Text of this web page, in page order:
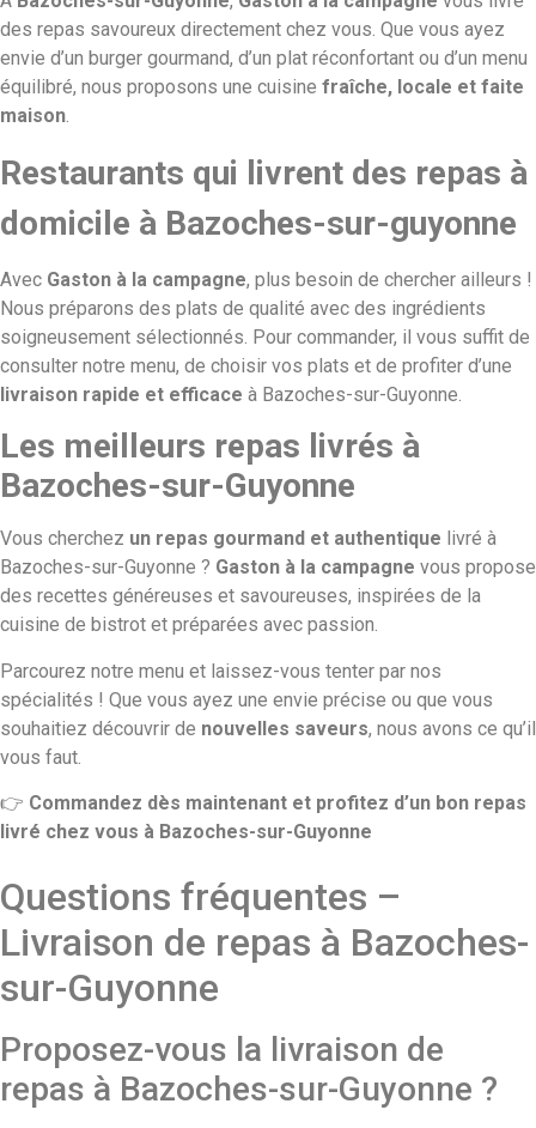
des repas savoureux directement chez vous. Que vous ayez
envie d’un burger gourmand, d’un plat réconfortant ou d’un menu
équilibré, nous proposons une cuisine fraîche, locale et faite
maison.
Restaurants qui livrent des repas à
domicile à Bazoches-sur-guyonne
Avec Gaston à la campagne, plus besoin de chercher ailleurs !
Nous préparons des plats de qualité avec des ingrédients
soigneusement sélectionnés. Pour commander, il vous suffit de
consulter notre menu, de choisir vos plats et de profiter d’une
livraison rapide et efficace à Bazoches-sur-Guyonne.
Les meilleurs repas livrés à
Bazoches-sur-Guyonne
Vous cherchez un repas gourmand et authentique livré à
Bazoches-sur-Guyonne ? Gaston à la campagne vous propose
des recettes généreuses et savoureuses, inspirées de la
cuisine de bistrot et préparées avec passion.
Parcourez notre menu et laissez-vous tenter par nos
spécialités ! Que vous ayez une envie précise ou que vous
souhaitiez découvrir de nouvelles saveurs, nous avons ce qu’il
vous faut.
👉 Commandez dès maintenant et profitez d’un bon repas
livré chez vous à Bazoches-sur-Guyonne
Questions fréquentes –
Livraison de repas à Bazoches-
sur-Guyonne
Proposez-vous la livraison de
repas à Bazoches-sur-Guyonne ?